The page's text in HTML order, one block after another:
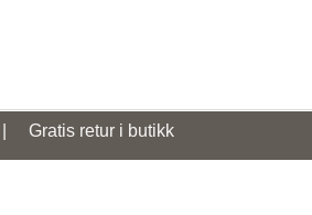
Gratis retur i butikk